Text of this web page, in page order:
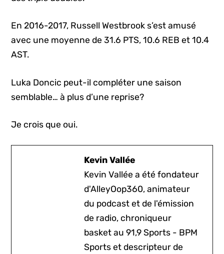
En 2016-2017, Russell Westbrook s’est amusé
avec une moyenne de 31.6 PTS, 10.6 REB et 10.4
AST.
Luka Doncic peut-il compléter une saison
semblable… à plus d’une reprise?
Je crois que oui.
Kevin Vallée
Kevin Vallée a été fondateur
d'AlleyOop360, animateur
du podcast et de l'émission
de radio, chroniqueur
basket au 91,9 Sports - BPM
Sports et descripteur de